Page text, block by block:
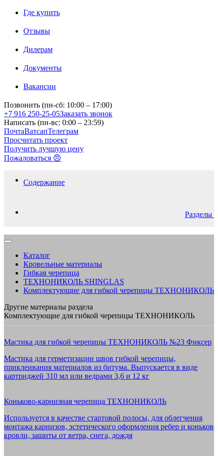
Где купить
Отзывы
Дилерам
Документы
Вакансии
Позвонить (пн-сб: 10:00 – 17:00)
+7 916 250-25-05Заказать звонок
Написать (пн-вс: 0:00 – 23:59)
ПочтаВатсапТелеграм
Просчитать проект
Получить лучшую цену
Пожаловаться 😠
Содержание
Разделы
Каталог
Кровельные материалы
Гибкая черепица
ТЕХНОНИКОЛЬ SHINGLAS
Комплектующие для гибкой черепицы ТЕХНОНИКОЛЬ
Другие материалы раздела
Комплектующие для гибкой черепицы ТЕХНОНИКОЛЬ
Мастика для гибкой черепицы ТЕХНОНИКОЛЬ №23 Фиксер
Мастика для герметизации швов гибкой черепицы,
приклеивания материалов из битума. Выпускается в виде
картриджей 310 мл или ведрами 3,6 и 12 кг
Коньково-карнизная черепица ТЕХНОНИКОЛЬ
Используется в качестве стартовой полосы, для облегчения
монтажа карнизов, эстетического оформления ребер и коньков
кровли, защиты от ветра, снега, дождя